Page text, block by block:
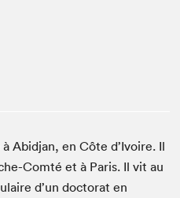
Abidjan, en Côte d’Ivoire. Il
Comté et à Paris. Il vit au
d’un doctorat en